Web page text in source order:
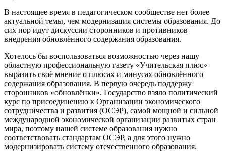
В настоящее время в педагогическом сообществе нет более
актуальной темы, чем модернизация системы образования. До
сих пор идут дискуссии сторонников и противников
внедрения обновлённого содержания образования.
Хотелось бы воспользоваться возможностью через нашу
областную профессиональную газету «Учительская плюс»
выразить своё мнение о плюсах и минусах обновлённого
содержания образования. В первую очередь поддержу
сторонников «обновлёнки». Государство взяло политический
курс по присоединению к Организации экономического
сотрудничества и развития (ОСЭР), самой мощной и сильной
международной экономической организации развитых стран
мира, поэтому нашей системе образования нужно
соответствовать стандартам ОСЭР, а для этого нужно
модернизировать систему отечественного образования.